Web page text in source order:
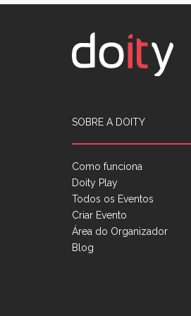
SOBRE A DOITY
Como funciona
Doity Play
Todos os Eventos
Criar Evento
Área do Organizador
Blog